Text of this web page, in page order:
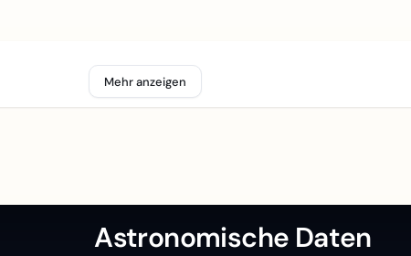
Mehr anzeigen
Astronomische Daten